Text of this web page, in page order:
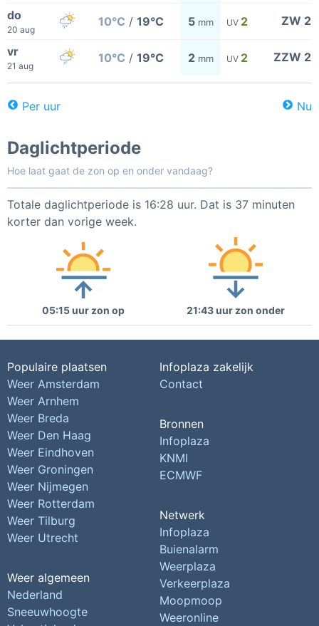
do
20 aug
10°C / 19°C 5 mm UV 2 ZW 2
vr
21 aug
10°C / 19°C 2 mm UV 2 ZZW 2
Per uur Nu
Daglichtperiode
Hoe laat gaat de zon op en onder vandaag?
Totale daglichtperiode is 16:28 uur. Dat is 37 minuten
korter dan vorige week.
05:15 uur zon op 21:43 uur zon onder
Populaire plaatsen
Weer Amsterdam
Weer Arnhem
Weer Breda
Weer Den Haag
Weer Eindhoven
Weer Groningen
Weer Nijmegen
Weer Rotterdam
Weer Tilburg
Weer Utrecht
Weer algemeen
Nederland
Sneeuwhoogte
Infoplaza zakelijk
Contact
Bronnen
Infoplaza
KNMI
ECMWF
Netwerk
Infoplaza
Buienalarm
Weerplaza
Verkeerplaza
Moopmoop
Weeronline